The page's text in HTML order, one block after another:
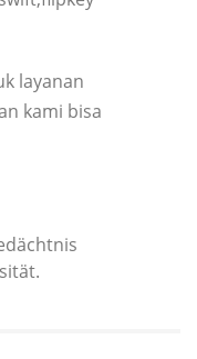
layanan
kami bisa